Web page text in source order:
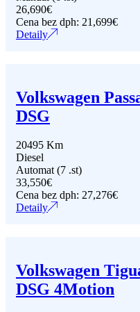
26,690€
Cena bez dph: 21,699€
Detaily
Volkswagen
DSG
20495 Km
Diesel
Automat (7 .st)
33,550€
Cena bez dph: 27,276€
Detaily
Volkswagen
DSG 4Motion